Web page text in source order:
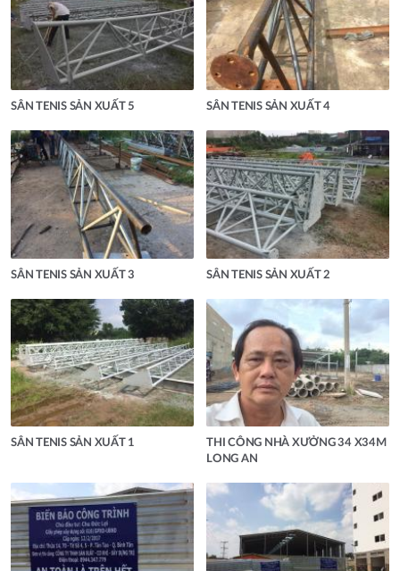
SÂN TENIS SẢN XUẤT 5 SÂN TENIS SẢN XUẤT 4
SÂN TENIS SẢN XUẤT 3 SÂN TENIS SẢN XUẤT 2
SÂN TENIS SẢN XUẤT 1
THI CÔNG NHÀ XƯỞNG 34 X34M
LONG AN